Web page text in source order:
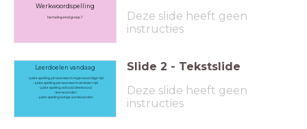
Werkwoordspelling
herhaling eind groep 7
Deze slide heeft geen
instructies
Leerdoelen vandaag
- juiste spelling persoonsvorm tegenwoordige tijd
- juiste spelling persoonsvorm verleden tijd
- juiste spelling voltooid deelwoord
- leenwoorden
- juiste spelling lastige werkwoorden
Slide 2 - Tekstslide
Deze slide heeft geen
instructies